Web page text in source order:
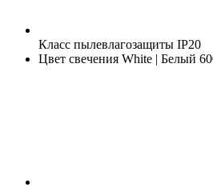
Класс пылевлагозащиты IP20
Цвет свечения White | Белый